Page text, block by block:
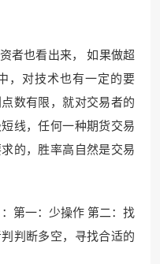
者也看出来， 如果做超
，对技术也有一定的要
数有限，就对交易者的
线，任何一种期货交易
的，胜率高自然是交易
第一：少操作 第二：找
判断多空，寻找合适的